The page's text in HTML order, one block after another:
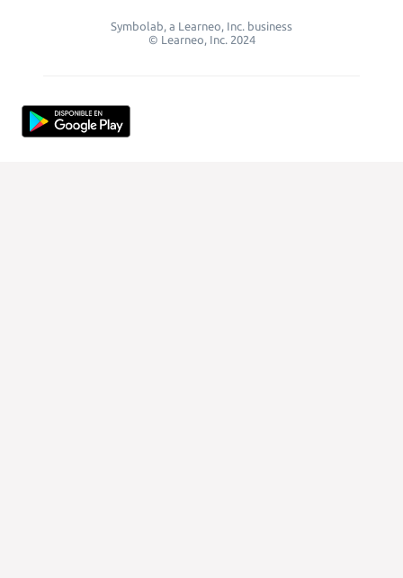
Symbolab, a Learneo, Inc. business
© Learneo, Inc. 2024